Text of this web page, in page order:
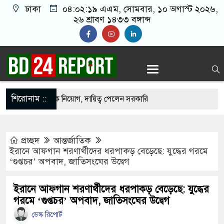
ঢাকা ০৪:০২:২০ এএম, সোমবার, ১০ অগাস্ট ২০২৬,
২৬ শ্রাবণ ১৪৩৩ বঙ্গাব্দ
শিরোনাম ::
প্রশাসক নিয়োগ, দায়িত্ব পেলেন সরকারি
লরি চাপা দিলো কয়েকটি গাড়িকে, নিহত ২
না, আমরা চাই সরকার যেন ফ্যাসিস্ট হয়ে না ওঠে:
বয়সেই রাষ্ট্রক্ষমতা দখলে ব্যাকুল: মুক্তিযুদ্ধ মন্ত্রী
প্রচ্ছদ
আন্তর্জাতিক
ইরানে আফগান শরণার্থীদের ধরপাকড় বেড়েছে: যুদ্ধের গরমে
‘গুপ্তচর’ অপবাদ, জাতিসংঘের উদ্বেগ
ইরানে আফগান শরণার্থীদের ধরপাকড় বেড়েছে: যুদ্ধের
গরমে ‘গুপ্তচর’ অপবাদ, জাতিসংঘের উদ্বেগ
ডেস্ক রিপোর্ট